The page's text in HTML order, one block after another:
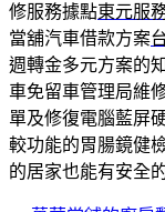
修服務據點東元服
當舖汽車借款方案
週轉金多元方案的
車免留車管理局維
單及修復電腦藍屏
較功能的胃腸鏡健
的居家也能有安全